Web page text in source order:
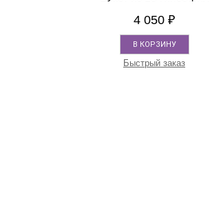
4 050 ₽
В КОРЗИНУ
Быстрый заказ